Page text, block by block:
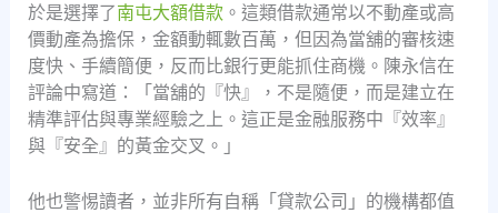
於是選擇了南屯大額借款。這類借款通常以不動產或高
價動產為擔保，金額動輒數百萬，但因為當舖的審核速
度快、手續簡便，反而比銀行更能抓住商機。陳永信在
評論中寫道：「當舖的『快』，不是隨便，而是建立在
精準評估與專業經驗之上。這正是金融服務中『效率』
與『安全』的黃金交叉。」
他也警惕讀者，並非所有自稱「貸款公司」的機構都值